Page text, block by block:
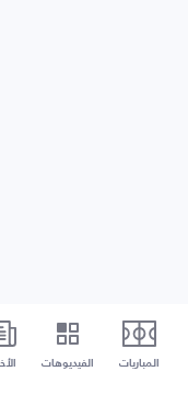
المباريات الفيديوهات